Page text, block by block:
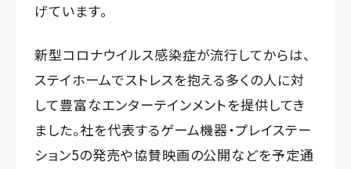
げています。
新型コロナウイルス感染症が流行してからは、
ステイホームでストレスを抱える多くの人に対
して豊富なエンターテインメントを提供してき
ました。社を代表するゲーム機器・プレイステー
ション5の発売や協賛映画の公開などを予定通